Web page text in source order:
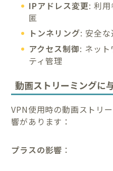
IPアドレス変更: 利
匿
トンネリング: 安全
アクセス制御: ネット
ティ管理
動画ストリーミングに
VPN使用時の動画ストリ
響があります：
プラスの影響 ：